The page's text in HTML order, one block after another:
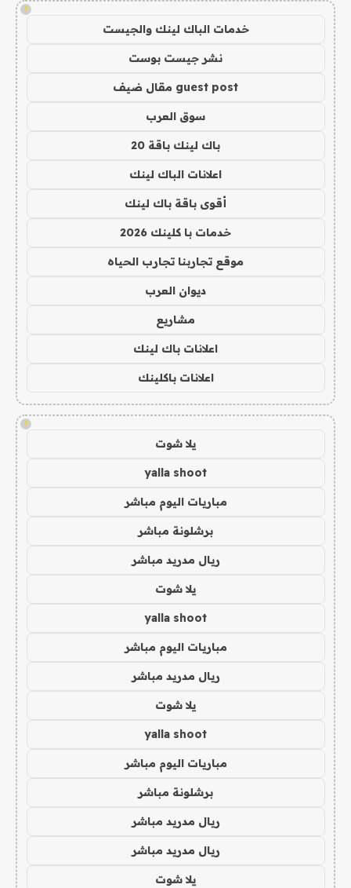
!
خدمات الباك لينك والجيست
نشر جيست بوست
guest post مقال ضيف
سوق العرب
باك لينك باقة 20
اعلانات الباك لينك
أقوى باقة باك لينك
خدمات با كلينك 2026
موقع تجاربنا تجارب الحياه
ديوان العرب
مشاريع
اعلانات باك لينك
اعلانات باكلينك
!
يلا شوت
yalla shoot
مباريات اليوم مباشر
برشلونة مباشر
ريال مدريد مباشر
يلا شوت
yalla shoot
مباريات اليوم مباشر
ريال مدريد مباشر
يلا شوت
yalla shoot
مباريات اليوم مباشر
برشلونة مباشر
ريال مدريد مباشر
ريال مدريد مباشر
يلا شوت